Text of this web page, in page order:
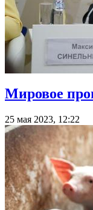
Мировое
25 мая 2023, 12:22